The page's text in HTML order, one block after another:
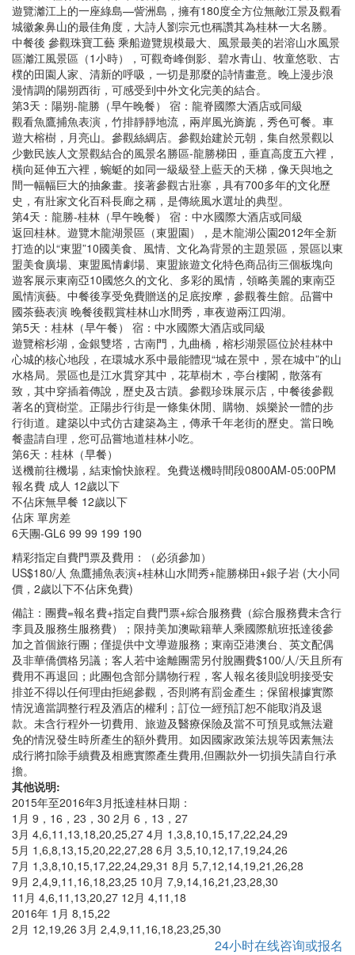
遊覽灕江上的一座綠島—訾洲島，擁有180度全方位無敵江景及觀看
城徽象鼻山的最佳角度，大詩人劉宗元也稱讚其為桂林一大名勝。
中餐後 參觀珠寶工藝 乘船遊覽規模最大、風景最美的岩溶山水風景
區灕江風景區（1小時），可觀奇峰倒影、碧水青山、牧童悠歌、古
樸的田園人家、清新的呼吸，一切是那麼的詩情畫意。晚上漫步浪
漫情調的陽朔西街，可感受到中外文化完美的結合。
第3天：陽朔-龍勝（早午晚餐） 宿：龍脊國際大酒店或同級
觀看魚鷹捕魚表演，竹排靜靜地流，兩岸風光旖旎，秀色可餐。車
遊大榕樹，月亮山。參觀絲綢店。參觀始建於元朝，集自然景觀以
少數民族人文景觀結合的風景名勝區-龍勝梯田，垂直高度五六裡，
橫向延伸五六裡，蜿蜓的如同一級級登上藍天的天梯，像天與地之
間一幅幅巨大的抽象畫。接著參觀古壯寨，具有700多年的文化歷
史，有壯家文化百科長廊之稱，是傳統風水選址的典型。
第4天：龍勝-桂林（早午晚餐） 宿：中水國際大酒店或同級
返回桂林。遊覽木龍湖景區（東盟園），是木龍湖公園2012年全新
打造的以“東盟”10國美食、風情、文化為背景的主題景區，景區以東
盟美食廣場、東盟風情劇場、東盟旅遊文化特色商品街三個板塊向
遊客展示東南亞10國悠久的文化、多彩的風情，領略美麗的東南亞
風情演藝。中餐後享受免費贈送的足底按摩，參觀養生館。品嘗中
國茶藝表演 晚餐後觀賞桂林山水間秀，車夜遊兩江四湖。
第5天：桂林（早午餐） 宿：中水國際大酒店或同級
遊覽榕杉湖，金銀雙塔，古南門，九曲橋，榕杉湖景區位於桂林中
心城的核心地段，在環城水系中最能體現“城在景中，景在城中”的山
水格局。景區也是江水貫穿其中，花草樹木，亭台樓閣，散落有
致，其中穿插着傳說，歷史及古蹟。參觀珍珠展示店，中餐後參觀
著名的寶樹堂。正陽步行街是一條集休閒、購物、娛樂於一體的步
行街道。建築以中式仿古建築為主，傳承千年老街的歷史。當日晚
餐盡請自理，您可品嘗地道桂林小吃。
第6天：桂林（早餐）
送機前往機場，結束愉快旅程。免費送機時間段0800AM-05:00PM
報名費 成人 12歲以下
不佔床無早餐 12歲以下
佔床 單房差
6天團-GL6 99 99 199 190
精彩指定自費門票及費用：（必須參加）
US$180/人 魚鷹捕魚表演+桂林山水間秀+龍勝梯田+銀子岩 (大小同
價，2歲以下不佔床免費)
備註：團費=報名費+指定自費門票+綜合服務費（綜合服務費未含行
李員及服務生服務費）；限持美加澳歐籍華人乘國際航班抵達後參
加之首個旅行團；僅提供中文導遊服務；東南亞港澳台、英文配偶
及非華僑價格另議；客人若中途離團需另付脫團費$100/人/天且所有
費用不再退回；此團包含部分購物行程，客人報名後則說明接受安
排並不得以任何理由拒絕參觀，否則將有罰金產生；保留根據實際
情況適當調整行程及酒店的權利；訂位一經預訂恕不能取消及退
款。未含行程外一切費用、旅遊及醫療保險及當不可預見或無法避
免的情況發生時所產生的額外費用。如因國家政策法規等因素無法
成行將扣除手續費及相應實際產生費用,但團款外一切損失請自行承
擔。
其他说明:
2015年至2016年3月抵達桂林日期：
1月 9，16，23，30 2月 6，13，27
3月 4,6,11,13,18,20,25,27 4月 1,3,8,10,15,17,22,24,29
5月 1,6,8,13,15,20,22,27,28 6月 3,5,10,12,17,19,24,26
7月 1,3,8,10,15,17,22,24,29,31 8月 5,7,12,14,19,21,26,28
9月 2,4,9,11,16,18,23,25 10月 7,9,14,16,21,23,28,30
11月 4,6,11,13,20,27 12月 4,11,18
2016年 1月 8,15,22
2月 12,19,26 3月 2,4,9,11,16,18,23,25,30
24小时在线咨询或报名